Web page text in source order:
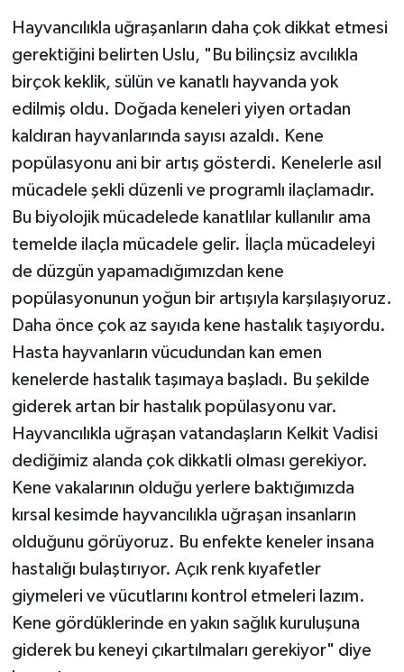
Hayvancılıkla uğraşanların daha çok dikkat etmesi
gerektiğini belirten Uslu, "Bu bilinçsiz avcılıkla
birçok keklik, sülün ve kanatlı hayvanda yok
edilmiş oldu. Doğada keneleri yiyen ortadan
kaldıran hayvanlarında sayısı azaldı. Kene
popülasyonu ani bir artış gösterdi. Kenelerle asıl
mücadele şekli düzenli ve programlı ilaçlamadır.
Bu biyolojik mücadelede kanatlılar kullanılır ama
temelde ilaçla mücadele gelir. İlaçla mücadeleyi
de düzgün yapamadığımızdan kene
popülasyonunun yoğun bir artışıyla karşılaşıyoruz.
Daha önce çok az sayıda kene hastalık taşıyordu.
Hasta hayvanların vücudundan kan emen
kenelerde hastalık taşımaya başladı. Bu şekilde
giderek artan bir hastalık popülasyonu var.
Hayvancılıkla uğraşan vatandaşların Kelkit Vadisi
dediğimiz alanda çok dikkatli olması gerekiyor.
Kene vakalarının olduğu yerlere baktığımızda
kırsal kesimde hayvancılıkla uğraşan insanların
olduğunu görüyoruz. Bu enfekte keneler insana
hastalığı bulaştırıyor. Açık renk kıyafetler
giymeleri ve vücutlarını kontrol etmeleri lazım.
Kene gördüklerinde en yakın sağlık kuruluşuna
giderek bu keneyi çıkartılmaları gerekiyor" diye